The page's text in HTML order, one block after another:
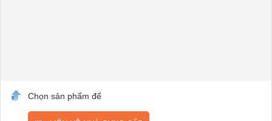
Chọn sản phẩm để